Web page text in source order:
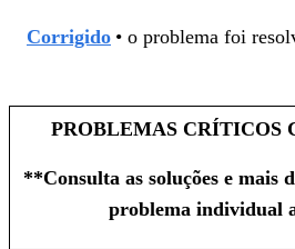
Corrigido • o problema foi
PROBLEMAS CRÍTICOS
**Consulta as soluções e mais
problema individual